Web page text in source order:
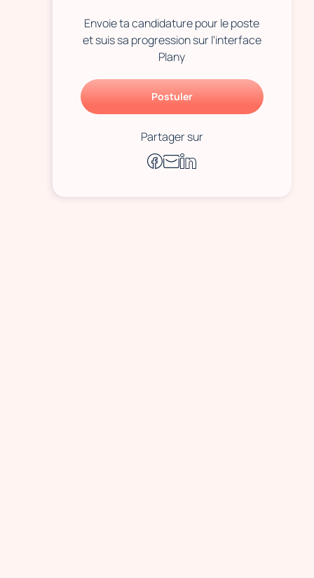
Envoie ta candidature pour le poste
et suis sa progression sur l'interface
Plany
Postuler
Partager sur